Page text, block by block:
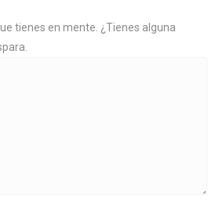
tienes en mente. ¿Tienes alguna